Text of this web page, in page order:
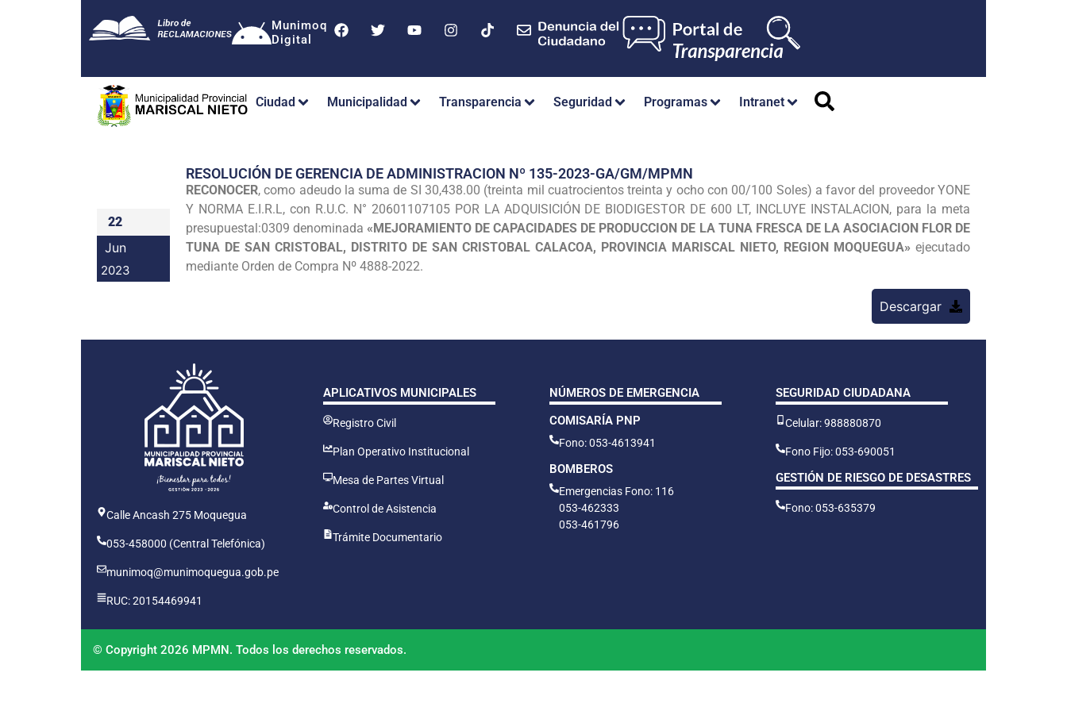
Munimoq
Digital
Ciudad Municipalidad Transparencia Seguridad Programas Intranet
22
Jun
2023
RESOLUCIÓN DE GERENCIA DE ADMINISTRACION Nº 135-2023-GA/GM/MPMN
RECONOCER, como adeudo la suma de SI 30,438.00 (treinta mil cuatrocientos treinta y ocho con 00/100 Soles) a favor del proveedor YONE
Y NORMA E.I.R.L, con R.U.C. N° 20601107105 POR LA ADQUISICIÓN DE BIODIGESTOR DE 600 LT, INCLUYE INSTALACION, para la meta
presupuestal:0309 denominada «MEJORAMIENTO DE CAPACIDADES DE PRODUCCION DE LA TUNA FRESCA DE LA ASOCIACION FLOR DE
TUNA DE SAN CRISTOBAL, DISTRITO DE SAN CRISTOBAL CALACOA, PROVINCIA MARISCAL NIETO, REGION MOQUEGUA» ejecutado
mediante Orden de Compra Nº 4888-2022.
Descargar
Calle Ancash 275 Moquegua
053-458000 (Central Telefónica)
munimoq@munimoquegua.gob.pe
RUC: 20154469941
APLICATIVOS MUNICIPALES
Registro Civil
Plan Operativo Institucional
Mesa de Partes Virtual
Control de Asistencia
Trámite Documentario
NÚMEROS DE EMERGENCIA
COMISARÍA PNP
Fono: 053-4613941
BOMBEROS
Emergencias Fono: 116
053-462333
053-461796
SEGURIDAD CIUDADANA
Celular: 988880870
Fono Fijo: 053-690051
GESTIÓN DE RIESGO DE DESASTRES
Fono: 053-635379
© Copyright 2026 MPMN. Todos los derechos reservados.